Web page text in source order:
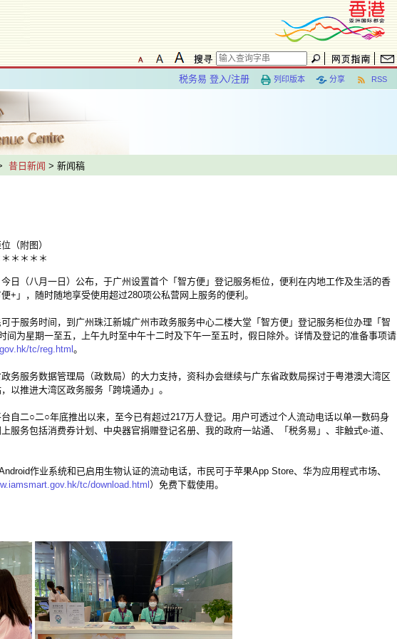
RSS
分享
列印版本
税务易 登入/注册
昔日新闻 > 新闻稿
（附图）
＊＊＊＊
（八月一日）公布，于广州设置首个「智方便」登记服务柜位，便利在内地工作及生活的香
+」，随时随地享受使用超过280项公私营网上服务的便利。
服务时间，到广州珠江新城广州市政务服务中心二楼大堂「智方便」登记服务柜位办理「智
间为星期一至五，上午九时至中午十二时及下午一至五时，假日除外。详情及登记的准备事项请
tc/reg.html 。
服务数据管理局（政数局）的大力支持，资科办会继续与广东省政数局探讨于粤港澳大湾区
以推进大湾区政务服务「跨境通办」。
二○二○年底推出以来，至今已有超过217万人登记。用户可透过个人流动电话以单一数码身
服务包括消费券计划、中央器官捐赠登记名册、我的政府一站通、「税务易」、非触式e-道、
作业系统和已启用生物认证的流动电话，市民可于苹果App Store、华为应用程式市场、
tc/download.html ）免费下载使用。